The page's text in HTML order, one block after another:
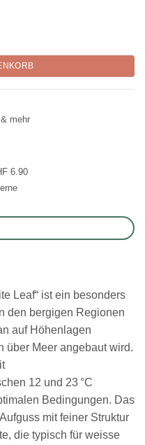
mehr
6.90
Leaf“ ist ein besonders
den bergigen Regionen
auf Höhenlagen
über Meer angebaut wird.
12 und 23 °C
Bedingungen. Das
mit feiner Struktur
die typisch für weisse